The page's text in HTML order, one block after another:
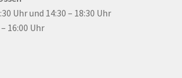
Uhr und 14:30 – 18:30 Uhr
16:00 Uhr